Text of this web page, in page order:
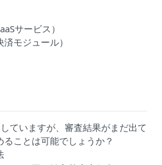
サービス）
モジュール）
ていますが、審査結果がまだ出て
ことは可能でしょうか？